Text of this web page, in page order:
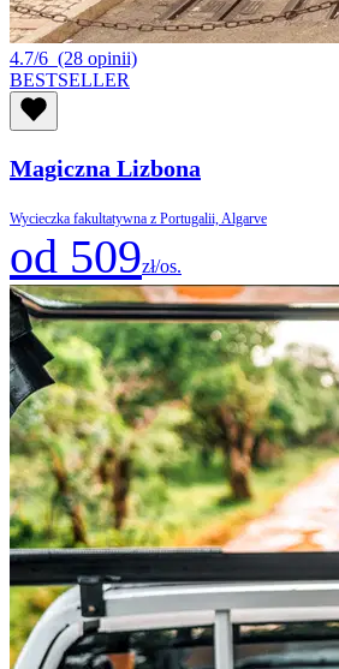
4.7/6 (28 opinii)
BESTSELLER
Magiczna Lizbona
Wycieczka fakultatywna z Portugalii, Algarve
od 509zł/os.